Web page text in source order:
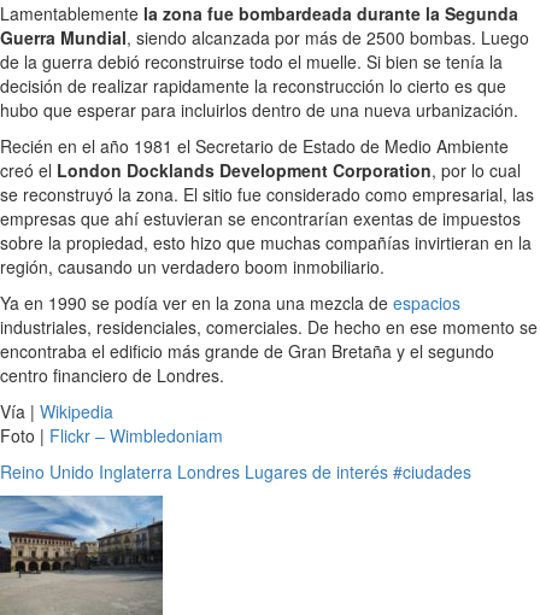
Lamentablemente la zona fue bombardeada durante la Segunda
Guerra Mundial, siendo alcanzada por más de 2500 bombas. Luego
de la guerra debió reconstruirse todo el muelle. Si bien se tenía la
decisión de realizar rapidamente la reconstrucción lo cierto es que
hubo que esperar para incluirlos dentro de una nueva urbanización.
Recién en el año 1981 el Secretario de Estado de Medio Ambiente
creó el London Docklands Development Corporation, por lo cual
se reconstruyó la zona. El sitio fue considerado como empresarial, las
empresas que ahí estuvieran se encontrarían exentas de impuestos
sobre la propiedad, esto hizo que muchas compañías invirtieran en la
región, causando un verdadero boom inmobiliario.
Ya en 1990 se podía ver en la zona una mezcla de espacios
industriales, residenciales, comerciales. De hecho en ese momento se
encontraba el edificio más grande de Gran Bretaña y el segundo
centro financiero de Londres.
Vía | Wikipedia
Foto | Flickr – Wimbledoniam
Reino Unido Inglaterra Londres Lugares de interés #ciudades